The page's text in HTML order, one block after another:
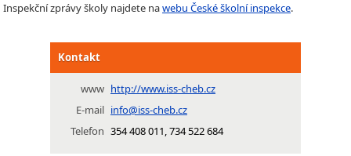
Inspekční zprávy školy najdete nawebu České školní inspekce.
Kontakt
www http://www.iss-cheb.cz
E-mail info@iss-cheb.cz
Telefon 354 408 011, 734 522 684